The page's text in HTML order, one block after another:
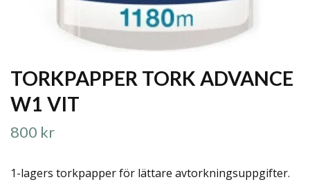
TORKPAPPER TORK ADVANCE
W1 VIT
800 kr
1-lagers torkpapper för lättare avtorkningsuppgifter.